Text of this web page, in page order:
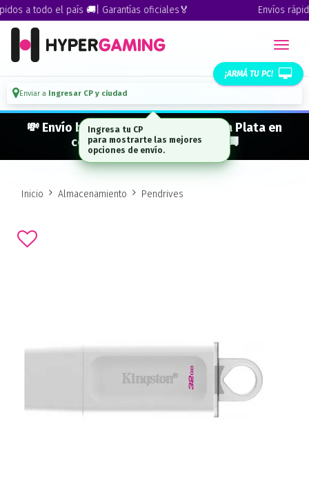
a todo el país 🚚| Garantías oficiales🏅 Envíos
¡ARMÁ TU PC!
Enviar a Ingresar CP y ciudad
💸 Envío bonificado a CABA · GBA · La Plata en
compras desde $ 300.000* 🚚
Inicio Almacenamiento Pendrives
Ingresa tu CP
para mostrarte las mejores
opciones de envío.